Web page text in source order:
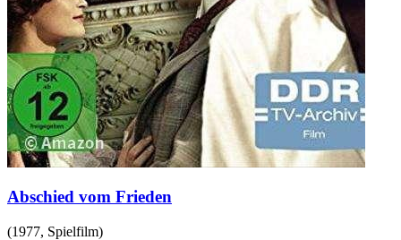
Abschied vom Frieden
(1977, Spielfilm)